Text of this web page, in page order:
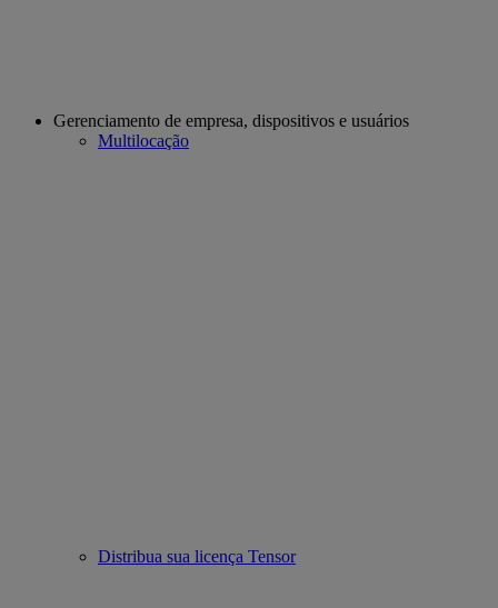
Gerenciamento de empresa, dispositivos e usuários
Multilocação
Distribua sua licença Tensor